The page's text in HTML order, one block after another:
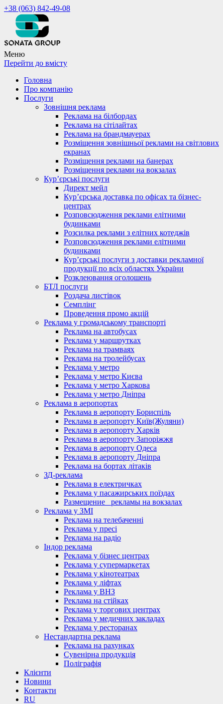
+38 (063) 842-49-08
Меню
Перейти до вмісту
Головна
Про компанію
Послуги
Зовнішня реклама
Реклама на білбордах
Реклама на сітілайтах
Реклама на брандмауерах
Розміщення зовнішньої реклами на світлових
екранах
Розміщення реклами на банерах
Розміщення реклами на вокзалах
Кур’єрські послуги
Директ мейл
Кур’єрська доставка по офісах та бізнес-
центрах
Розповсюдження реклами елітними
будинками
Розсилка реклами з елітних котеджів
Розповсюдження реклами елітними
будинками
Кур’єрські послуги з доставки рекламної
продукції по всіх областях України
Розклеювання оголошень
БТЛ послуги
Роздача листівок
Семплінг
Проведення промо акцій
Реклама у громадському транспорті
Реклама на автобусах
Реклама у маршрутках
Реклама на трамваях
Реклама на тролейбусах
Реклама у метро
Реклама у метро Києва
Реклама у метро Харкова
Реклама у метро Дніпра
Реклама в аеропортах
Реклама в аеропорту Бориспіль
Реклама в аеропорту Київ(Жуляни)
Реклама в аеропорту Харків
Реклама в аеропорту Запоріжжя
Реклама в аеропорту Одеса
Реклама в аеропорту Дніпра
Реклама на бортах літаків
ЗД-реклама
Реклама в електричках
Реклама у пасажирських поїздах
Размещение_ рекламы на вокзалах
Реклама у ЗМІ
Реклама на телебаченні
Реклама у пресі
Реклама на радіо
Індор реклама
Реклама у бізнес центрах
Реклама у супермаркетах
Реклама у кінотеатрах
Реклама у ліфтах
Реклама у ВНЗ
Реклама на стійках
Реклама у торгових центрах
Реклама у медичних закладах
Реклама у ресторанах
Нестандартна реклама
Реклама на рахунках
Сувенірна продукція
Поліграфія
Клієнти
Новини
Контакти
RU